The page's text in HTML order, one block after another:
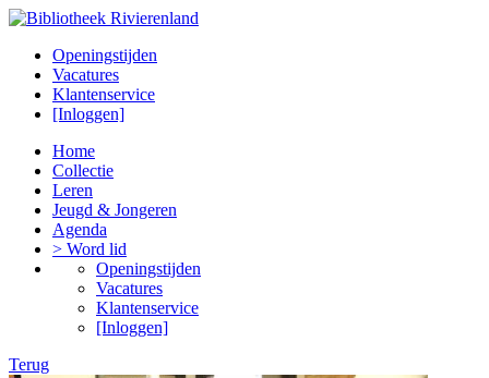
Openingstijden
Vacatures
Klantenservice
[Inloggen]
Home
Collectie
Leren
Jeugd & Jongeren
Agenda
> Word lid
Openingstijden
Vacatures
Klantenservice
[Inloggen]
Terug